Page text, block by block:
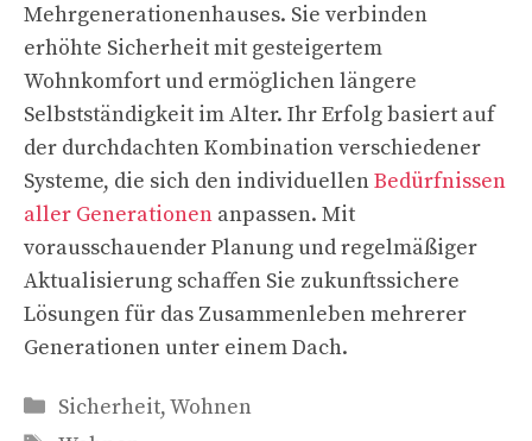
Mehrgenerationenhauses. Sie verbinden
erhöhte Sicherheit mit gesteigertem
Wohnkomfort und ermöglichen längere
Selbstständigkeit im Alter. Ihr Erfolg basiert auf
der durchdachten Kombination verschiedener
Systeme, die sich den individuellenBedürfnissen
aller Generationen anpassen. Mit
vorausschauender Planung und regelmäßiger
Aktualisierung schaffen Sie zukunftssichere
Lösungen für das Zusammenleben mehrerer
Generationen unter einem Dach.
Kategorien
Sicherheit,Wohnen